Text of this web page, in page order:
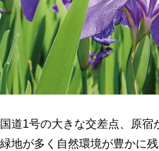
国道1号の大きな交差点、原
緑地が多く自然環境が豊かに